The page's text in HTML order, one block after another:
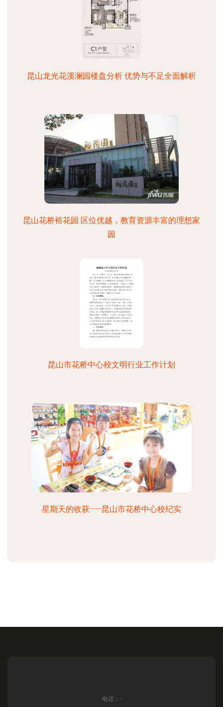
昆山龙光花溪澜园楼盘分析 优势与不足全面解析
昆山花桥裕花园 区位优越，教育资源丰富的理想家
园
昆山市花桥中心校文明行业工作计划
星期天的收获——昆山市花桥中心校纪实
电话：-